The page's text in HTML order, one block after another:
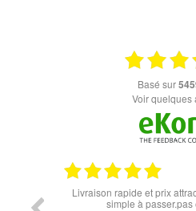
basé sur
Voir quelques
18.07.2026
soucis.
Super lunette merci